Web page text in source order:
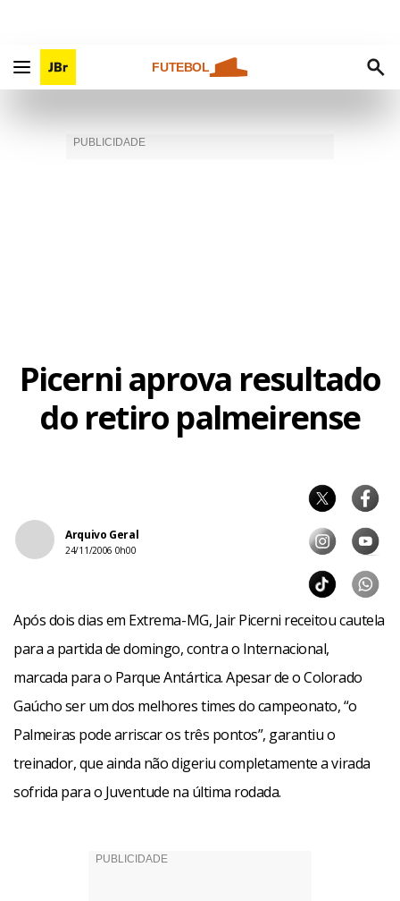
FUTEBOL
Picerni aprova resultado
do retiro palmeirense
Arquivo Geral
24/11/2006 0h00
Após dois dias em Extrema-MG, Jair Picerni receitou cautela
para a partida de domingo, contra o Internacional,
marcada para o Parque Antártica. Apesar de o Colorado
Gaúcho ser um dos melhores times do campeonato, “o
Palmeiras pode arriscar os três pontos”, garantiu o
treinador, que ainda não digeriu completamente a virada
sofrida para o Juventude na última rodada.